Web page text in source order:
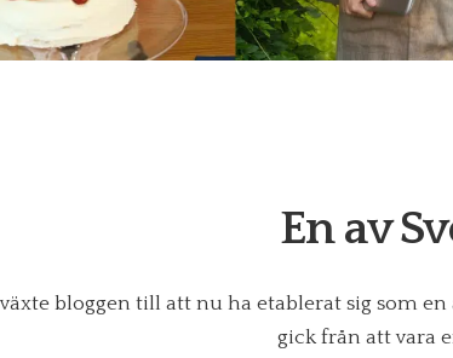
En av
bloggen till att nu ha etablerat sig som
gick från att vara